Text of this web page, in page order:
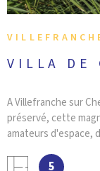
VILLA DE
A Villefranche sur
préservé, cette
amateurs d'espace,
idéalement
5